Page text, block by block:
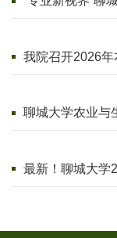
招生专业访谈节
我院召开2026
会
聊城大学农业与
最新！聊城大学
划发布